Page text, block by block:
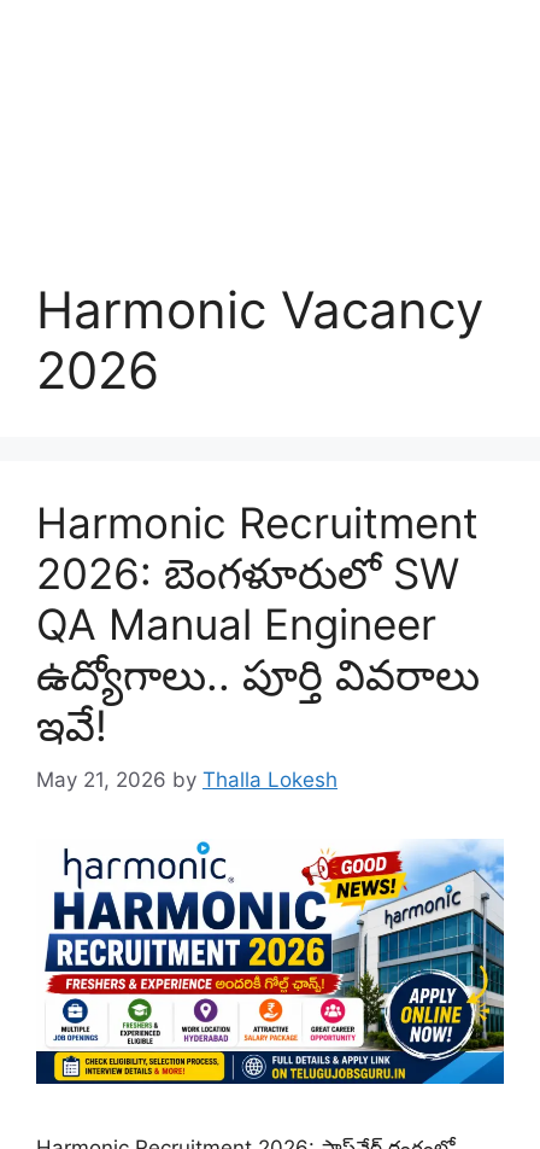
Harmonic Vacancy
2026
Harmonic Recruitment
2026: బెంగళూరులో SW
QA Manual Engineer
ఉద్యోగాలు.. పూర్తి వివరాలు
ఇవే!
May 21, 2026 by Thalla Lokesh